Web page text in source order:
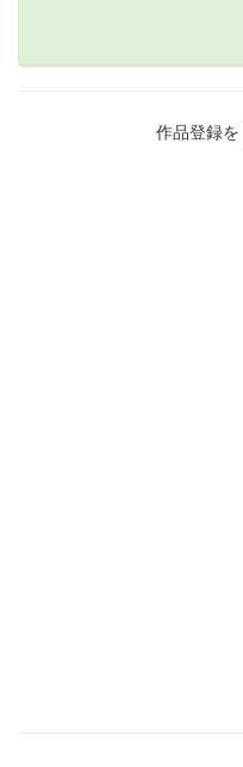
作品登録を